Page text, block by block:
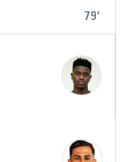
79'